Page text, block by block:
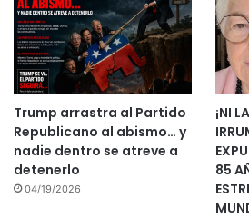
Trump arrastra al Partido
Republicano al abismo… y
nadie dentro se atreve a
detenerlo
04/19/2026
¡NI
85